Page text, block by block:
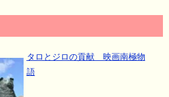
タロとジロの貢献 映画南極物
語